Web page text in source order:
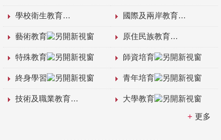
學校衛生教育 國際及兩岸教育
藝術教育 原住民族教育
特殊教育 師資培育
終身學習 青年培育
技術及職業教育 大學教育
更多